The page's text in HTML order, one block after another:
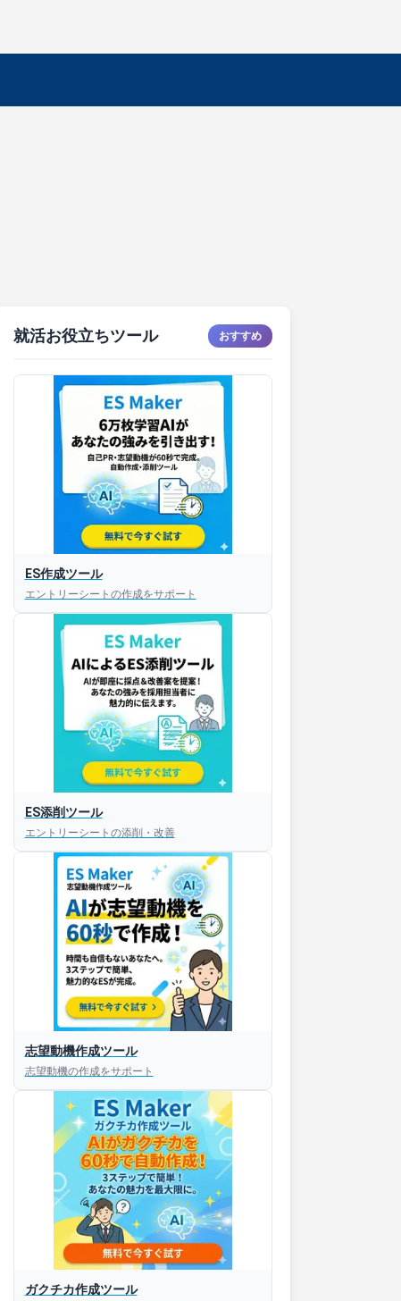
就活お役立ちツール おすすめ
ES作成ツール
エントリーシートの作成をサポート
ES添削ツール
エントリーシートの添削・改善
志望動機作成ツール
志望動機の作成をサポート
ガクチカ作成ツール